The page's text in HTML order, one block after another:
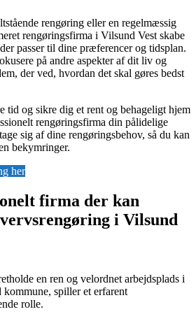
rengøring eller en regelmæssig
rengøringsfirma i Vilsund Vest skabe
passer til dine præferencer og tidsplan.
på andre aspekter af dit liv og
der ved, hvordan det skal gøres bedst
tid og sikre dig et rent og behageligt hjem
rengøringsfirma din pålidelige
sig af dine rengøringsbehov, så du kan
bekymringer.
her
firma der kan
i Vilsund
en ren og velordnet arbejdsplads i
spiller et erfarent
rolle.